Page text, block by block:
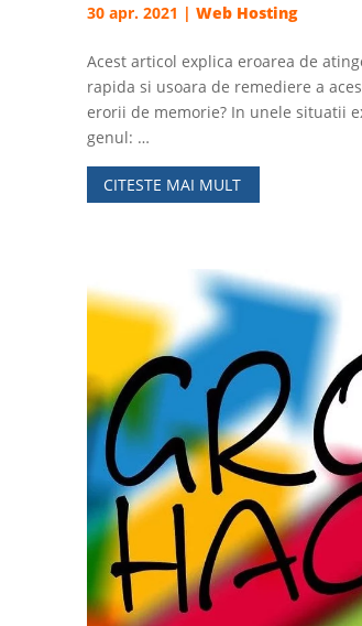
30 apr. 2021 | Web Hosting
Acest articol explica eroarea de
rapida si usoara de remediere a
erorii de memorie? In unele situatii
genul: …
CITESTE MAI MULT